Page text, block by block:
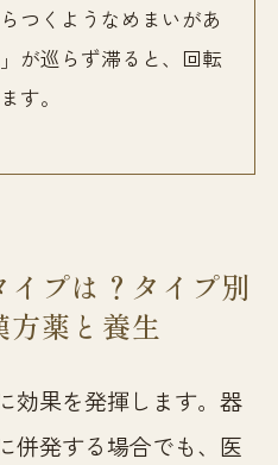
つくようなめまいがあ
が巡らず滞ると、回転
す。
プは？タイプ別
方薬と養生
効果を発揮します。器
併発する場合でも、医